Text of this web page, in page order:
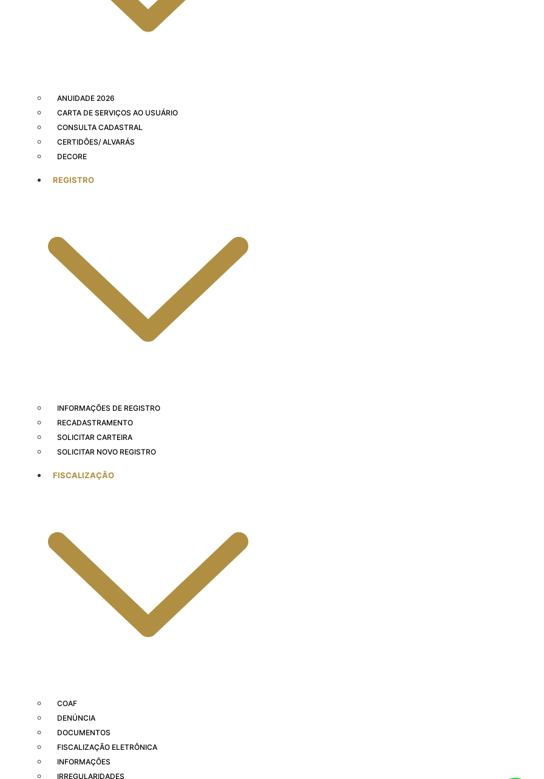
ANUIDADE 2026
CARTA DE SERVIÇOS AO USUÁRIO
CONSULTA CADASTRAL
CERTIDÕES/ ALVARÁS
DECORE
REGISTRO
INFORMAÇÕES DE REGISTRO
RECADASTRAMENTO
SOLICITAR CARTEIRA
SOLICITAR NOVO REGISTRO
FISCALIZAÇÃO
COAF
DENÚNCIA
DOCUMENTOS
FISCALIZAÇÃO ELETRÔNICA
INFORMAÇÕES
IRREGULARIDADES